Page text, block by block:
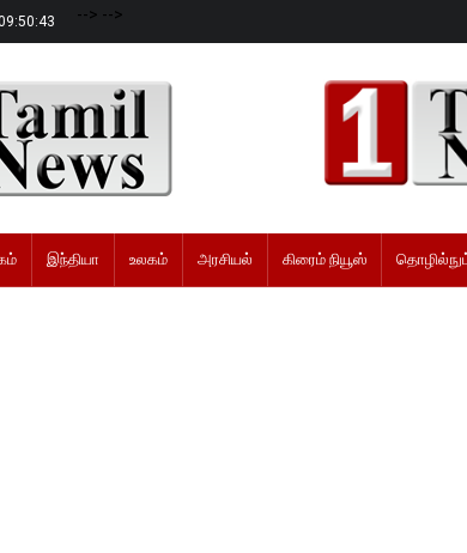
--> -->
இந்தியா உலகம் அரசியல் கிரைம் நியூஸ்